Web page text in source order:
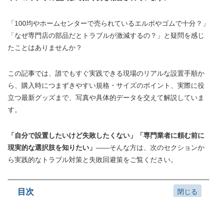
「100均やホームセンターで売られているエルボやゴムで十分？」
「なぜ専門店の部品だとトラブルが激減するの？」と疑問を感じ
たことはありませんか？
この記事では、誰でもすぐ実践できる現場のリアルな設置手順か
ら、購入時につまずきやすい規格・サイズのポイント、実際に役
立つ最新グッズまで、写真や具体的データを交えて解説していま
す。
「自分で設置したいけど失敗したくない」「専門業者に頼む前に
現実的な選択肢を知りたい」 ――そんな方は、次のセクションか
ら実践的なトラブル対策と失敗回避策をご覧ください。
目次